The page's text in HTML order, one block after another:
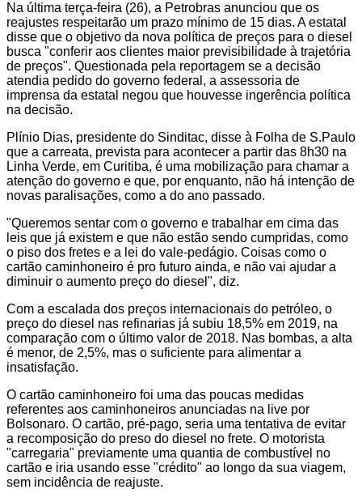
Na última terça-feira (26), a Petrobras anunciou que os
reajustes respeitarão um prazo mínimo de 15 dias. A estatal
disse que o objetivo da nova política de preços para o diesel
busca "conferir aos clientes maior previsibilidade à trajetória
de preços". Questionada pela reportagem se a decisão
atendia pedido do governo federal, a assessoria de
imprensa da estatal negou que houvesse ingerência política
na decisão.
Plínio Dias, presidente do Sinditac, disse à Folha de S.Paulo
que a carreata, prevista para acontecer a partir das 8h30 na
Linha Verde, em Curitiba, é uma mobilização para chamar a
atenção do governo e que, por enquanto, não há intenção de
novas paralisações, como a do ano passado.
"Queremos sentar com o governo e trabalhar em cima das
leis que já existem e que não estão sendo cumpridas, como
o piso dos fretes e a lei do vale-pedágio. Coisas como o
cartão caminhoneiro é pro futuro ainda, e não vai ajudar a
diminuir o aumento preço do diesel", diz.
Com a escalada dos preços internacionais do petróleo, o
preço do diesel nas refinarias já subiu 18,5% em 2019, na
comparação com o último valor de 2018. Nas bombas, a alta
é menor, de 2,5%, mas o suficiente para alimentar a
insatisfação.
O cartão caminhoneiro foi uma das poucas medidas
referentes aos caminhoneiros anunciadas na live por
Bolsonaro. O cartão, pré-pago, seria uma tentativa de evitar
a recomposição do preso do diesel no frete. O motorista
"carregaria" previamente uma quantia de combustível no
cartão e iria usando esse "crédito" ao longo da sua viagem,
sem incidência de reajuste.